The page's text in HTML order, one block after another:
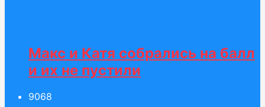
Макс и Катя собрались на балл
и их не пустили
9068